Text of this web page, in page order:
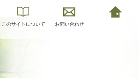
このサイトについて お問い合わせ